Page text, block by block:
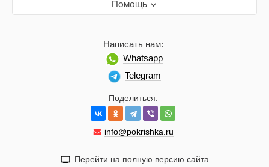
Помощь
Поделиться:
info@pokrishka.ru
Написать нам:
Whatsapp
Telegram
Перейти на полную версию сайта